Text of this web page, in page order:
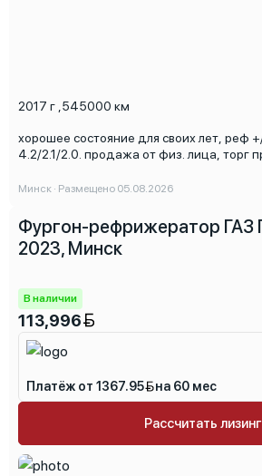
2017 г ,545000 км
хорошее состояние для своих лет, реф
4.2/2.1/2.0. продажа от физ. лица, торг
Минск · Размещено 05.08.2026
Фургон-рефрижератор ГАЗ
2023, Минск
В наличии
113,996
Платёж от 1367.95 на 60 мес
Рассчитать лизинг